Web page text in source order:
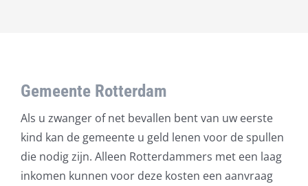
Gemeente Rotterdam
Als u zwanger of net bevallen bent van uw eerste
kind kan de gemeente u geld lenen voor de spullen
die nodig zijn. Alleen Rotterdammers met een laag
inkomen kunnen voor deze kosten een aanvraag